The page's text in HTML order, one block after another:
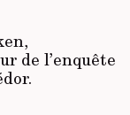
de l’enquête